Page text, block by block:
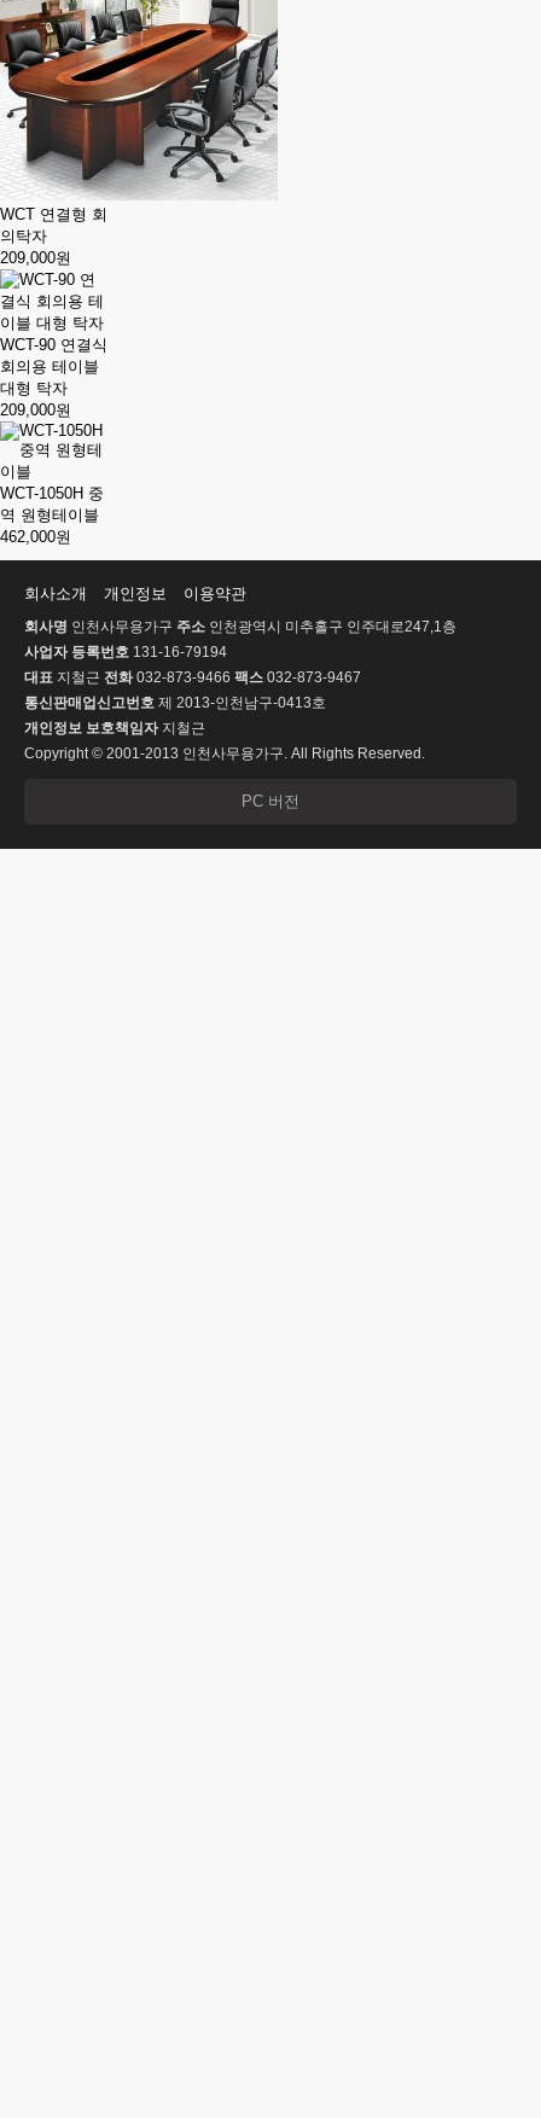
WCT 연결형 회
의탁자
209,000원
WCT-90 연결식
회의용 테이블
대형 탁자
209,000원
WCT-1050H 중
역 원형테이블
462,000원
회사소개 개인정보 이용약관
회사명 인천사무용가구 주소 인천광역시 미추홀구 인주대로247,1층
사업자 등록번호 131-16-79194
대표 지철근 전화032-873-9466 팩스 032-873-9467
통신판매업신고번호 제 2013-인천남구-0413호
개인정보 보호책임자지철근
Copyright © 2001-2013 인천사무용가구. All Rights Reserved.
PC 버전